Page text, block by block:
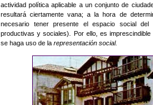
actividad política aplicable a un conjunto de
resultará ciertamente vana; a la hora de
necesario tener presente el espacio social
productivas y sociales). Por ello, es
se haga uso de la representación social.